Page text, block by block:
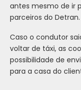
antes mesmo de ir
parceiros do Detran.
Caso o condutor
voltar de táxi, as
possibilidade de
para a casa do